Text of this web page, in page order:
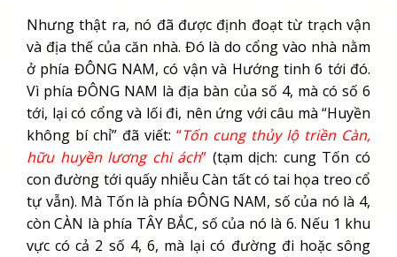
Nhưng thật ra, nó đã được định đoạt từ trạch vận
và địa thế của căn nhà. Đó là do cổng vào nhà nằm
ở phía ĐÔNG NAM, có vận và Hướng tinh 6 tới đó.
Vì phía ĐÔNG NAM là địa bàn của số 4, mà có số 6
tới, lại có cổng và lối đi, nên ứng với câu mà “Huyền
không bí chỉ” đã viết: “Tốn cung thủy lộ triền Càn,
hữu huyền lương chi ách” (tạm dịch: cung Tốn có
con đường tới quấy nhiễu Càn tất có tai họa treo cổ
tự vẫn). Mà Tốn là phía ĐÔNG NAM, số của nó là 4,
còn CÀN là phía TÂY BẮC, số của nó là 6. Nếu 1 khu
vực có cả 2 số 4, 6, mà lại có đường đi hoặc sông